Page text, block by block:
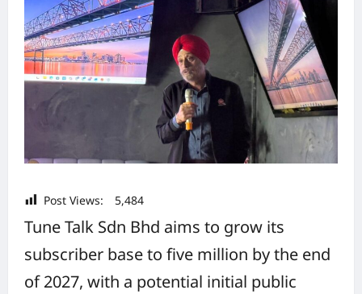
Post Views: 5,484
Tune Talk Sdn Bhd aims to grow its
subscriber base to five million by the end
of 2027, with a potential initial public